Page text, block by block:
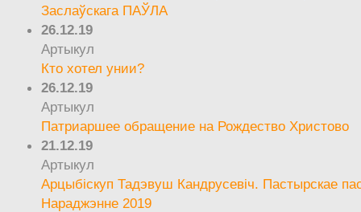
Заслаўскага ПАЎЛА
26.12.19
Артыкул
Кто хотел унии?
26.12.19
Артыкул
Патриаршее обращение на Рождество Христово
21.12.19
Артыкул
Арцыбіскуп Тадэвуш Кандрусевіч. Пастырскае
Нараджэнне 2019